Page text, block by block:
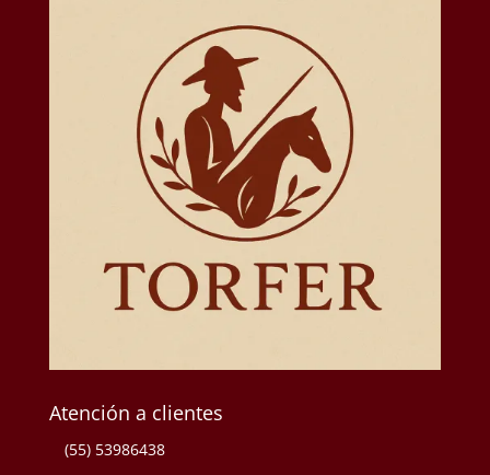
Atención a clientes
(55) 53986438